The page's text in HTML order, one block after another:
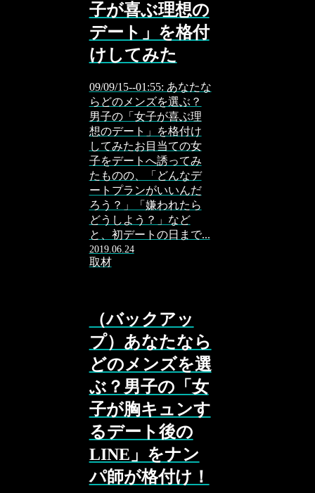
子が喜ぶ理想の
デート」を格付
けしてみた
09/09/15--01:55: あなたな
らどのメンズを選ぶ？
男子の「女子が喜ぶ理
想のデート」を格付け
してみたお目当ての女
子をデートへ誘ってみ
たものの、「どんなデ
ートプランがいいんだ
ろう？」「嫌われたら
どうしよう？」など
と、初デートの日まで...
2019.06.24
取材
（バックアッ
プ）あなたなら
どのメンズを選
ぶ？男子の「女
子が胸キュンす
るデート後の
LINE」をナン
パ師が格付け！